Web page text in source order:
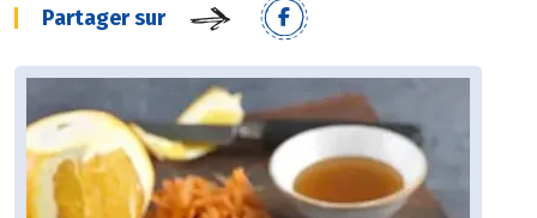
Partager sur